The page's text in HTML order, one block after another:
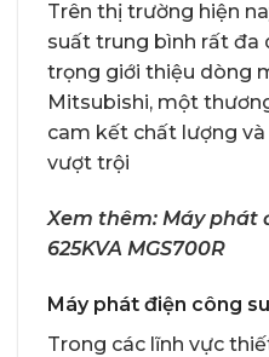
Trên thị trường hiện
suất trung bình rất đa
trọng giới thiệu dòng
Mitsubishi, một
cam kết chất lượng và
vượt trội
Xem thêm: Máy phát
625KVA MGS700R
Máy phát điện công
Trong các lĩnh vực